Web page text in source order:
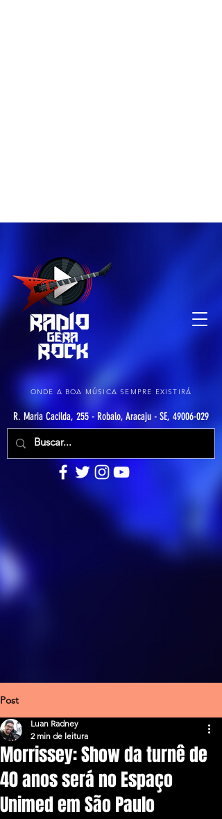
ONDE A BOA MÚSICA SEMPRE EXISTIRÁ
R. Maria Cacilda, 255 - Robalo, Aracaju - SE, 49006-029
Post
Morrissey: Show da turnê de
40 anos será no Espaço
Unimed em São Paulo
Luan Radney
2 min de leitura